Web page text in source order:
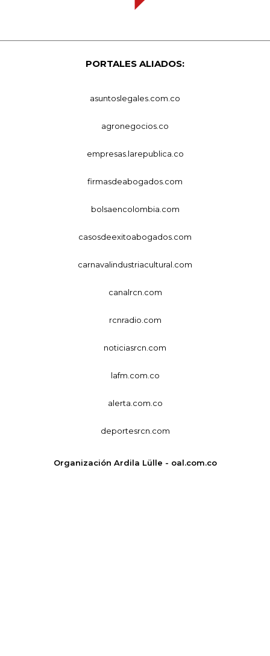
PORTALES ALIADOS:
asuntoslegales.com.co
agronegocios.co
empresas.larepublica.co
firmasdeabogados.com
bolsaencolombia.com
casosdeexitoabogados.com
carnavalindustriacultural.com
canalrcn.com
rcnradio.com
noticiasrcn.com
lafm.com.co
alerta.com.co
deportesrcn.com
Organización Ardila Lülle - oal.com.co